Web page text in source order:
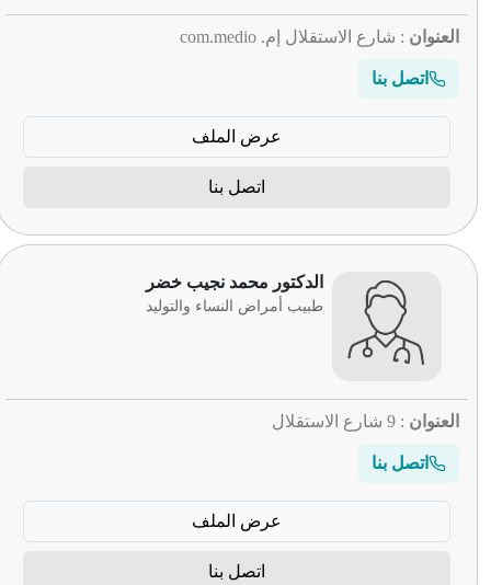
العنوان : شارع الاستقلال إم. com.medio
اتصل بنا
عرض الملف
اتصل بنا
الدكتور محمد نجيب خضر
طبيب أمراض النساء والتوليد
العنوان : 9 شارع الاستقلال
اتصل بنا
عرض الملف
اتصل بنا